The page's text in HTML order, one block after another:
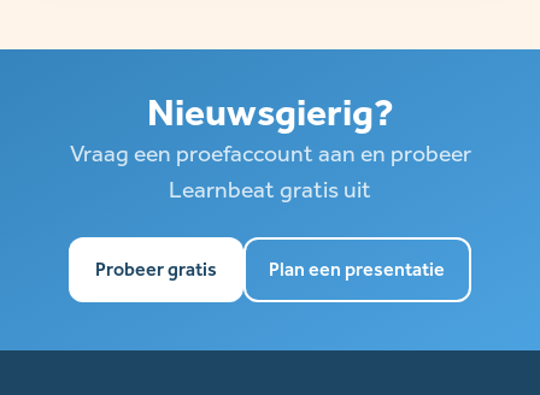
Nieuwsgierig?
Vraag een proefaccount aan en probeer
Learnbeat gratis uit
Probeer gratis Plan een presentatie